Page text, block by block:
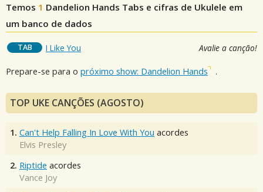
Temos 1 Dandelion Hands Tabs e cifras de Ukulele em
um banco de dados
TAB I Like You Avalie a canção!
Prepare-se para o próximo show: Dandelion Hands .
TOP UKE CANÇÕES (AGOSTO)
1. Can't Help Falling In Love With You acordes
Elvis Presley
2. Riptide acordes
Vance Joy